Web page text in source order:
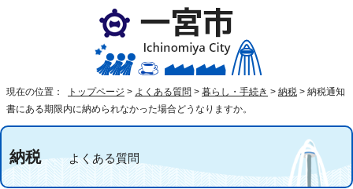
現在の位置： トップページ > よくある質問 > 暮らし・手続き > 納税 > 納税通知
書にある期限内に納められなかった場合どうなりますか。
納税よくある質問